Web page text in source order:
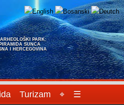
PARK:
SUNCA
I HERCEGOVINA
Turizam ⌖ ☰